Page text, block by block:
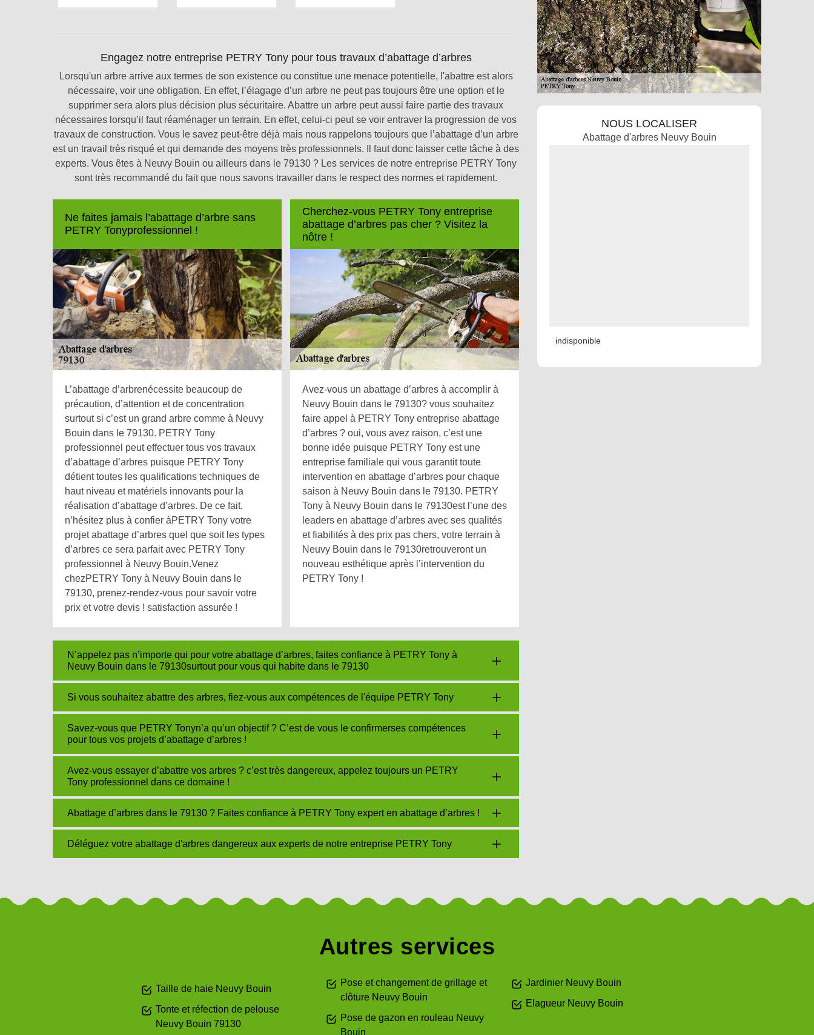
Engagez notre entreprise PETRY Tony pour tous travaux d’abattage d’arbres
Lorsqu'un arbre arrive aux termes de son existence ou constitue une menace potentielle, l'abattre est alors
nécessaire, voir une obligation. En effet, l’élagage d’un arbre ne peut pas toujours être une option et le
supprimer sera alors plus décision plus sécuritaire. Abattre un arbre peut aussi faire partie des travaux
nécessaires lorsqu’il faut réaménager un terrain. En effet, celui-ci peut se voir entraver la progression de vos
travaux de construction. Vous le savez peut-être déjà mais nous rappelons toujours que l’abattage d’un arbre
est un travail très risqué et qui demande des moyens très professionnels. Il faut donc laisser cette tâche à des
experts. Vous êtes à Neuvy Bouin ou ailleurs dans le 79130 ? Les services de notre entreprise PETRY Tony
sont très recommandé du fait que nous savons travailler dans le respect des normes et rapidement.
Ne faites jamais l’abattage d’arbre sans
PETRY Tonyprofessionnel !
L’abattage d’arbrenécessite beaucoup de
précaution, d’attention et de concentration
surtout si c’est un grand arbre comme à Neuvy
Bouin dans le 79130. PETRY Tony
professionnel peut effectuer tous vos travaux
d’abattage d’arbres puisque PETRY Tony
détient toutes les qualifications techniques de
haut niveau et matériels innovants pour la
réalisation d’abattage d’arbres. De ce fait,
n’hésitez plus à confier àPETRY Tony votre
projet abattage d’arbres quel que soit les types
d’arbres ce sera parfait avec PETRY Tony
professionnel à Neuvy Bouin.Venez
chezPETRY Tony à Neuvy Bouin dans le
79130, prenez-rendez-vous pour savoir votre
prix et votre devis ! satisfaction assurée !
Cherchez-vous PETRY Tony entreprise
abattage d’arbres pas cher ? Visitez la
nôtre !
Avez-vous un abattage d’arbres à accomplir à
Neuvy Bouin dans le 79130? vous souhaitez
faire appel à PETRY Tony entreprise abattage
d’arbres ? oui, vous avez raison, c’est une
bonne idée puisque PETRY Tony est une
entreprise familiale qui vous garantit toute
intervention en abattage d’arbres pour chaque
saison à Neuvy Bouin dans le 79130. PETRY
Tony à Neuvy Bouin dans le 79130est l’une des
leaders en abattage d’arbres avec ses qualités
et fiabilités à des prix pas chers, votre terrain à
Neuvy Bouin dans le 79130retrouveront un
nouveau esthétique après l’intervention du
PETRY Tony !
N’appelez pas n’importe qui pour votre abattage d’arbres, faites confiance à PETRY Tony à
Neuvy Bouin dans le 79130surtout pour vous qui habite dans le 79130
Si vous souhaitez abattre des arbres, fiez-vous aux compétences de l'équipe PETRY Tony
Savez-vous que PETRY Tonyn’a qu’un objectif ? C’est de vous le confirmerses compétences
pour tous vos projets d’abattage d’arbres !
Avez-vous essayer d’abattre vos arbres ? c’est très dangereux, appelez toujours un PETRY
Tony professionnel dans ce domaine !
Abattage d’arbres dans le 79130 ? Faites confiance à PETRY Tony expert en abattage d’arbres !
Déléguez votre abattage d'arbres dangereux aux experts de notre entreprise PETRY Tony
NOUS LOCALISER
Abattage d'arbres Neuvy Bouin
indisponible
Autres services
Taille de haie Neuvy Bouin
Tonte et réfection de pelouse
Neuvy Bouin 79130
Pose et changement de grillage et
clôture Neuvy Bouin
Pose de gazon en rouleau Neuvy
Bouin
Jardinier Neuvy Bouin
Elagueur Neuvy Bouin